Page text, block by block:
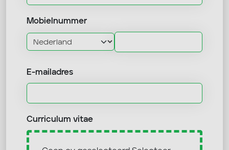
Mobielnummer
E-mailadres
Curriculum vitae